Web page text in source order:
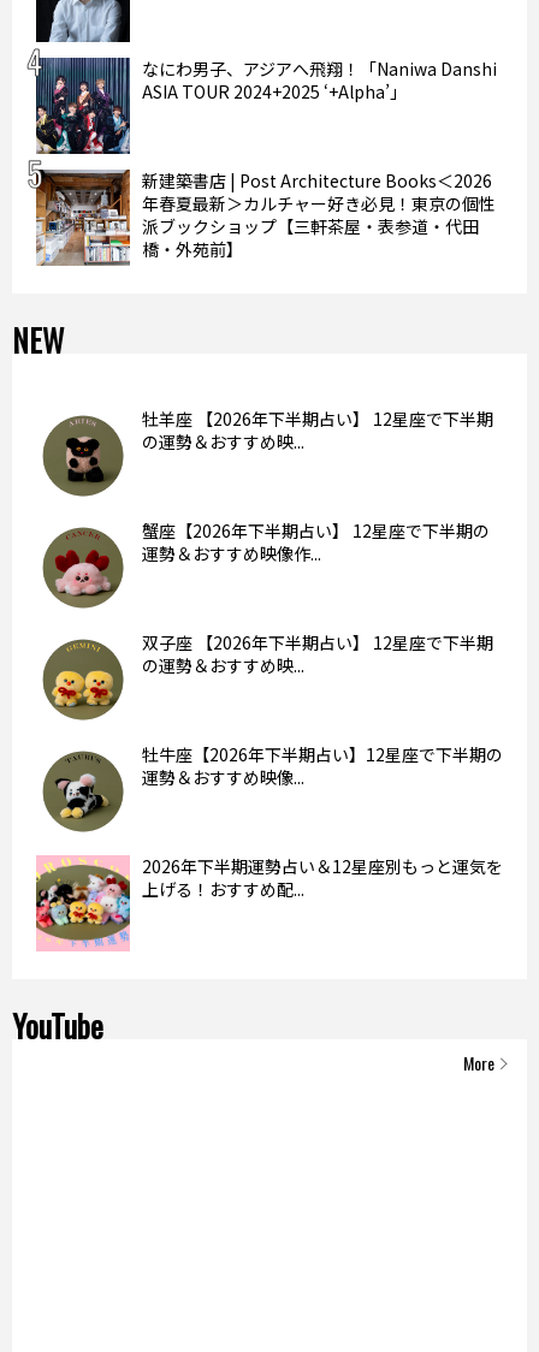
なにわ男子、アジアへ飛翔！「Naniwa Danshi
ASIA TOUR 2024+2025 ‘+Alpha’」
新建築書店 | Post Architecture Books＜2026
年春夏最新＞カルチャー好き必見！東京の個性
派ブックショップ【三軒茶屋・表参道・代田
橋・外苑前】
NEW
牡羊座 【2026年下半期占い】 12星座で下半期
の運勢＆おすすめ映...
蟹座【2026年下半期占い】 12星座で下半期の
運勢＆おすすめ映像作...
双子座 【2026年下半期占い】 12星座で下半期
の運勢＆おすすめ映...
牡牛座【2026年下半期占い】12星座で下半期の
運勢＆おすすめ映像...
2026年下半期運勢占い＆12星座別もっと運気を
上げる！おすすめ配...
YouTube
More